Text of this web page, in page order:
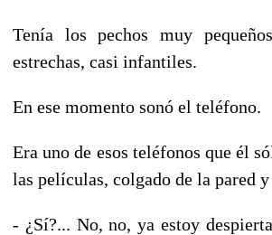
Tenía los pechos muy
estrechas, casi infantiles.
En ese momento sonó el teléfono.
Era uno de esos teléfonos que él
las películas, colgado de la pared
- ¿Sí?... No, no, ya estoy